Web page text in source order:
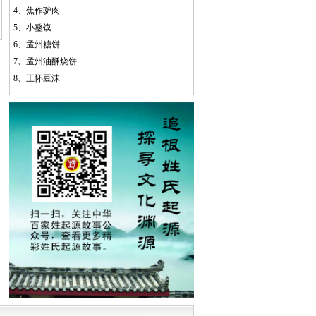
4、 焦作驴肉
5、 小鏊馍
6、 孟州糖饼
7、 孟州油酥烧饼
8、 王怀豆沫